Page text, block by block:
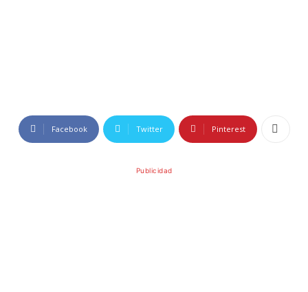
Facebook Twitter Pinterest
Publicidad